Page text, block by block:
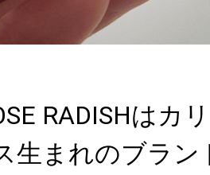
RADISHはカ
生まれのブラ